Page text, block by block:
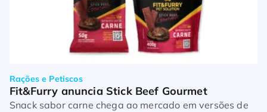
Rações e Petiscos
Fit&Furry anuncia Stick Beef Gourmet
Snack sabor carne chega ao mercado em versões de